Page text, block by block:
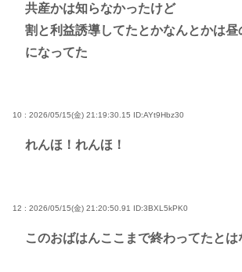
共産かは知らなかったけど
割と利益誘導してたとかなんとかは
になってた
10 : 2026/05/15(金) 21:19:30.15 ID:AYt9Hbz30
れんほ！れんほ！
12 : 2026/05/15(金) 21:20:50.91 ID:3BXL5kPK0
このおばはんここまで終わってたとは